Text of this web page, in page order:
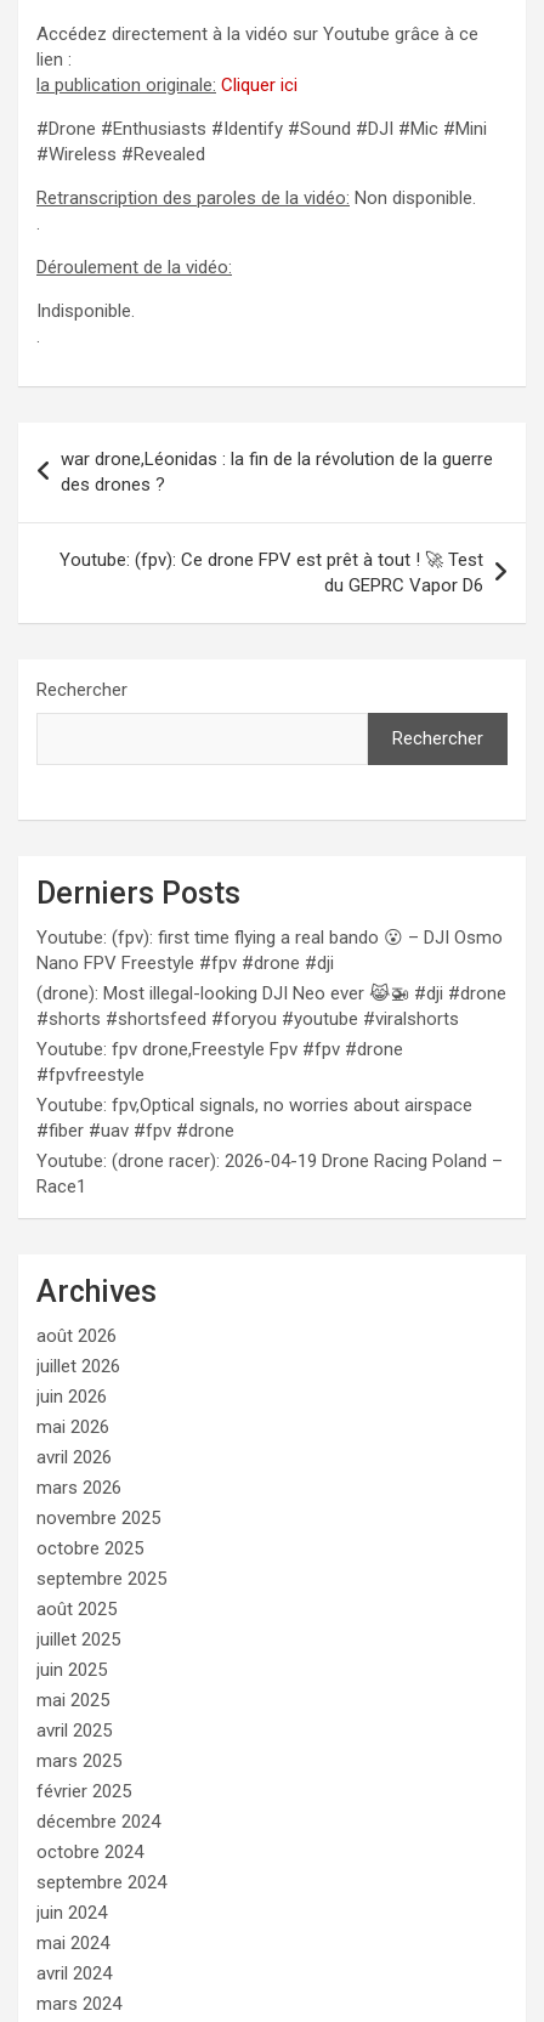
Accédez directement à la vidéo sur Youtube grâce à ce
lien :
la publication originale: Cliquer ici
#Drone #Enthusiasts #Identify #Sound #DJI #Mic #Mini
#Wireless #Revealed
Retranscription des paroles de la vidéo: Non disponible.
.
Déroulement de la vidéo:
Indisponible.
.
de
l’article
war drone,Léonidas : la fin de la révolution de la guerre
des drones ?
Youtube: (fpv): Ce drone FPV est prêt à tout ! 🚀 Test
du GEPRC Vapor D6
Rechercher
Rechercher
Derniers Posts
Youtube: (fpv): first time flying a real bando 😮 – DJI Osmo
Nano FPV Freestyle #fpv #drone #dji
(drone): Most illegal-looking DJI Neo ever 😹🚁 #dji #drone
#shorts #shortsfeed #foryou #youtube #viralshorts
Youtube: fpv drone,Freestyle Fpv #fpv #drone
#fpvfreestyle
Youtube: fpv,Optical signals, no worries about airspace
#fiber #uav #fpv #drone
Youtube: (drone racer): 2026-04-19 Drone Racing Poland –
Race1
Archives
août 2026
juillet 2026
juin 2026
mai 2026
avril 2026
mars 2026
novembre 2025
octobre 2025
septembre 2025
août 2025
juillet 2025
juin 2025
mai 2025
avril 2025
mars 2025
février 2025
décembre 2024
octobre 2024
septembre 2024
juin 2024
mai 2024
avril 2024
mars 2024